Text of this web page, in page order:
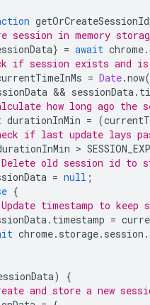
getOrCreateSessionId
session in memory
} = await chrome.
if session exists and
= Date.now
&& sessionData.
how long ago the
durationInMin = (
if last update lays
>
old session id to
= null ;
{
timestamp to keep
. timestamp =
chrome. storage. session .
)
{
and store a new